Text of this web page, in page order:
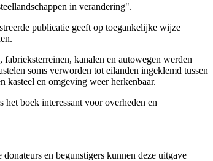
in verandering".
publicatie geeft op toegankelijke wijze
kanalen en autowegen werden
soms verworden tot eilanden ingeklemd tussen
kasteel en omgeving weer herkenbaar.
boek interessant voor overheden en
en begunstigers kunnen deze uitgave